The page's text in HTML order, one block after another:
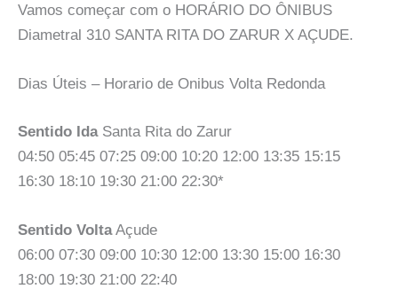
Vamos começar com o HORÁRIO DO ÔNIBUS
Diametral 310 SANTA RITA DO ZARUR X AÇUDE.
Dias Úteis – Horario de Onibus Volta Redonda
Sentido IdaSanta Rita do Zarur
04:50 05:45 07:25 09:00 10:20 12:00 13:35 15:15
16:30 18:10 19:30 21:00 22:30*
Sentido VoltaAçude
06:00 07:30 09:00 10:30 12:00 13:30 15:00 16:30
18:00 19:30 21:00 22:40